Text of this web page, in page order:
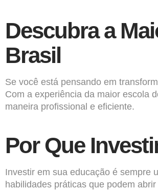
Descubra a
Brasil
Se você está pensando em
Com a experiência da maior escola
maneira profissional e eficiente.
Por Que
Investir em sua educação é sempre
habilidades práticas que podem